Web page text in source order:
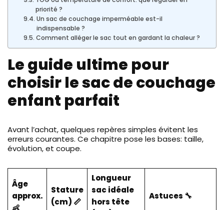
priorité ?
Un sac de couchage imperméable est-il
indispensable ?
Comment alléger le sac tout en gardant la chaleur ?
Le guide ultime pour
choisir le sac de couchage
enfant parfait
Avant l’achat, quelques repères simples évitent les
erreurs courantes. Ce chapitre pose les bases: taille,
évolution, et coupe.
Âge
approx.
👶
Stature
(cm) 📏
Longueur
sac idéale
hors tête
Astuces 🔧